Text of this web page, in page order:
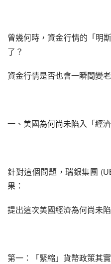
曾幾何時，資金行情的「明
了？
資金行情是否也會一瞬間變
一、美國為何尚未陷入「經
針對這個問題，瑞銀集團
果：
提出這次美國經濟為何尚未
第一：「緊縮」貨幣政策其